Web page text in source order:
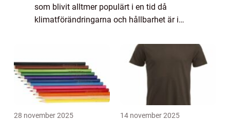
som blivit alltmer populärt i en tid då
klimatförändringarna och hållbarhet är i
minimerar påverkan på miljön och främjar...
28 november 2025 14 november 2025